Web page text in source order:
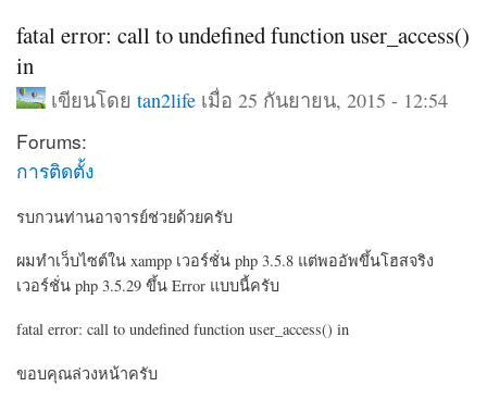
fatal error: call to undefined function user_access()
in
เขียนโดย tan2lifeเมื่อ 25 กันยายน, 2015 - 12:54
Forums:
การติดตั้ง
รบกวนท่านอาจารย์ช่วยด้วยครับ
ผมทำเว็บไซต์ใน xampp เวอร์ชั่น php 3.5.8 แต่พออัพขึ้นโฮสจริง
เวอร์ชั่น php 3.5.29 ขึ้น Error แบบนี้ครับ
fatal error: call to undefined function user_access() in
ขอบคุณล่วงหน้าครับ